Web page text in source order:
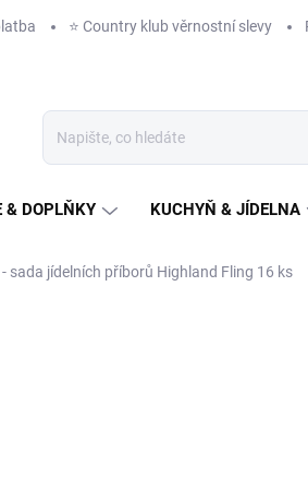
⭐️ Country klub věrnostní slevy
& DOPLŇKY KUCHYŇ & JÍDELNA
- sada jídelních příborů Highland Fling 16 ks